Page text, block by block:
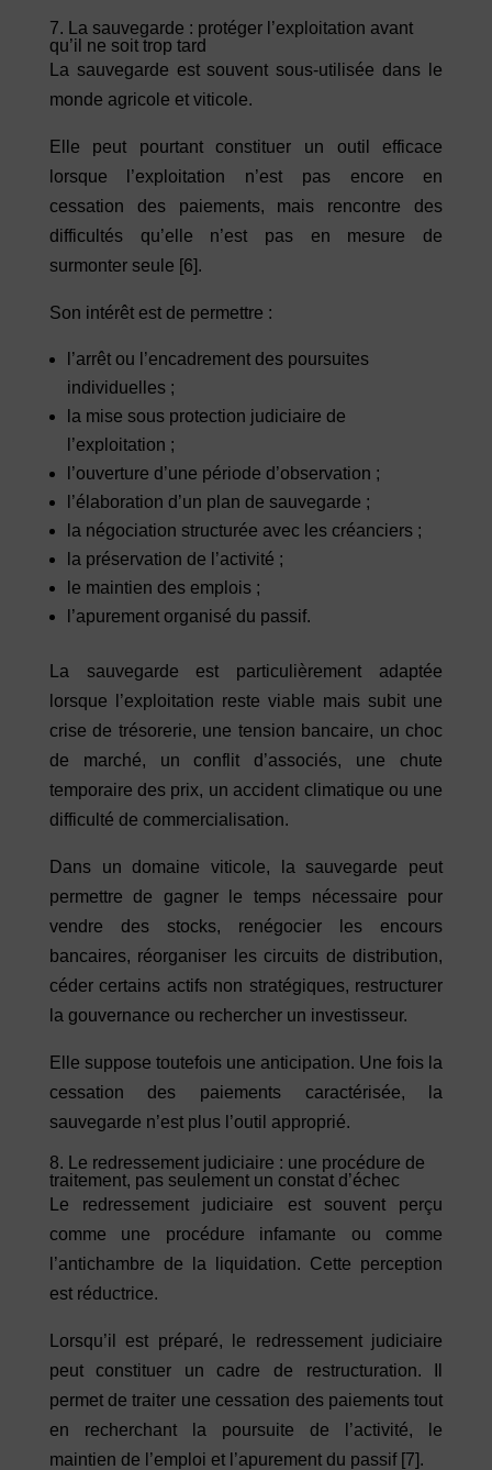
7. La sauvegarde : protéger l’exploitation avant
qu’il ne soit trop tard
La sauvegarde est souvent sous-utilisée dans le
monde agricole et viticole.
Elle peut pourtant constituer un outil efficace
lorsque l’exploitation n’est pas encore en
cessation des paiements, mais rencontre des
difficultés qu’elle n’est pas en mesure de
surmonter seule [6].
Son intérêt est de permettre :
l’arrêt ou l’encadrement des poursuites
individuelles ;
la mise sous protection judiciaire de
l’exploitation ;
l’ouverture d’une période d’observation ;
l’élaboration d’un plan de sauvegarde ;
la négociation structurée avec les créanciers ;
la préservation de l’activité ;
le maintien des emplois ;
l’apurement organisé du passif.
La sauvegarde est particulièrement adaptée
lorsque l’exploitation reste viable mais subit une
crise de trésorerie, une tension bancaire, un choc
de marché, un conflit d’associés, une chute
temporaire des prix, un accident climatique ou une
difficulté de commercialisation.
Dans un domaine viticole, la sauvegarde peut
permettre de gagner le temps nécessaire pour
vendre des stocks, renégocier les encours
bancaires, réorganiser les circuits de distribution,
céder certains actifs non stratégiques, restructurer
la gouvernance ou rechercher un investisseur.
Elle suppose toutefois une anticipation. Une fois la
cessation des paiements caractérisée, la
sauvegarde n’est plus l’outil approprié.
8. Le redressement judiciaire : une procédure de
traitement, pas seulement un constat d’échec
Le redressement judiciaire est souvent perçu
comme une procédure infamante ou comme
l’antichambre de la liquidation. Cette perception
est réductrice.
Lorsqu’il est préparé, le redressement judiciaire
peut constituer un cadre de restructuration. Il
permet de traiter une cessation des paiements tout
en recherchant la poursuite de l’activité, le
maintien de l’emploi et l’apurement du passif [7].